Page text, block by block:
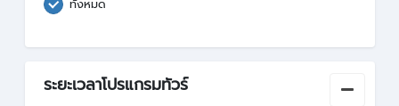
ทั้งหมด
ระยะเวลาโปรแกรมทัวร์